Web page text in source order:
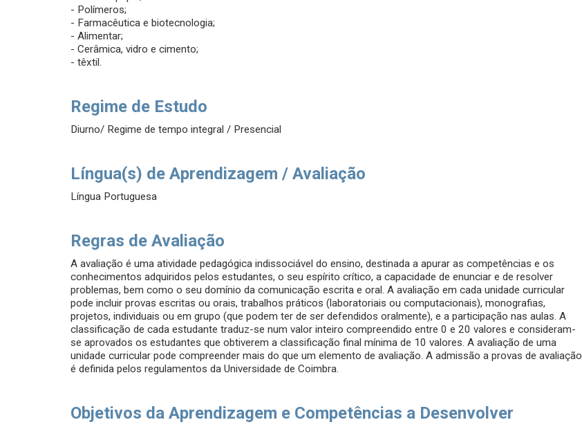
- Polímeros;
- Farmacêutica e biotecnologia;
- Alimentar;
- Cerâmica, vidro e cimento;
- têxtil.
Regime de Estudo
Diurno/ Regime de tempo integral / Presencial
Língua(s) de Aprendizagem / Avaliação
Língua Portuguesa
Regras de Avaliação
A avaliação é uma atividade pedagógica indissociável do ensino, destinada a apurar as competências e os
conhecimentos adquiridos pelos estudantes, o seu espírito crítico, a capacidade de enunciar e de resolver
problemas, bem como o seu domínio da comunicação escrita e oral. A avaliação em cada unidade curricular
pode incluir provas escritas ou orais, trabalhos práticos (laboratoriais ou computacionais), monografias,
projetos, individuais ou em grupo (que podem ter de ser defendidos oralmente), e a participação nas aulas. A
classificação de cada estudante traduz-se num valor inteiro compreendido entre 0 e 20 valores e consideram-
se aprovados os estudantes que obtiverem a classificação final mínima de 10 valores. A avaliação de uma
unidade curricular pode compreender mais do que um elemento de avaliação. A admissão a provas de avaliação
é definida pelos regulamentos da Universidade de Coimbra.
Objetivos da Aprendizagem e Competências a Desenvolver